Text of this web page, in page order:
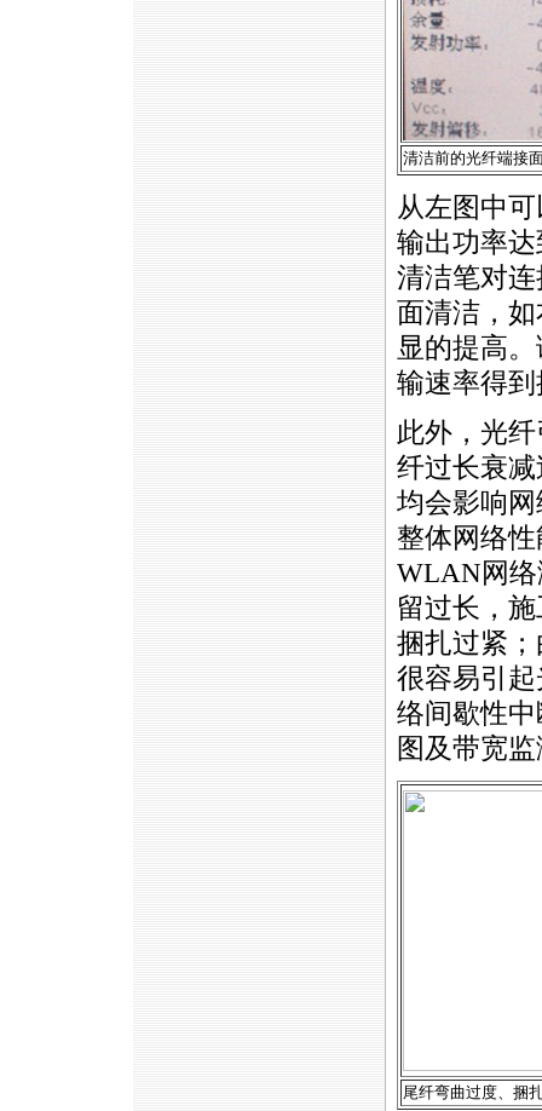
清洁前的光纤端接
从左图中
输出功率
清洁笔对
面清洁，
显的提高
输速率得
此外，光
纤过长衰
均会影响
整体网络
WLAN网
留过长，
捆扎过紧
很容易引
络间歇性
图及带宽
尾纤弯曲过度、捆